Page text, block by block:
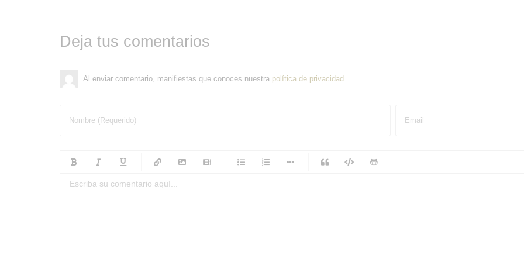
Deja tus comentarios
Al enviar comentario, manifiestas que conoces nuestra política de privacidad
Nombre (Requerido) Email
-